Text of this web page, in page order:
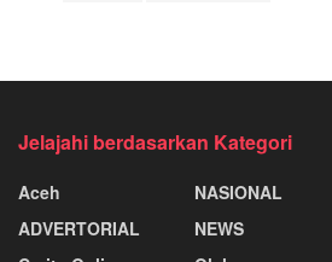
Jelajahi berdasarkan Kategori
Aceh
ADVERTORIAL
NASIONAL
NEWS